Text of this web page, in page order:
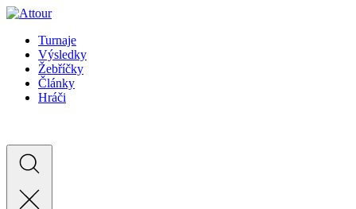
Turnaje
Výsledky
Žebříčky
Články
Hráči